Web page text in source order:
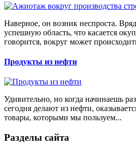
Наверное, он возник неспроста.
успешную область, что касается
говорится, вокруг может
Продукты из нефти
Удивительно, но когда начинаешь
сегодня делают из нефти,
товары, которыми мы пользуем...
Разделы сайта